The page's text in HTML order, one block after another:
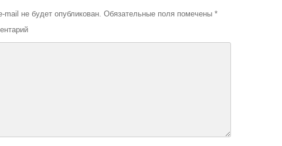
mail не будет опубликован. Обязательные поля помечены *